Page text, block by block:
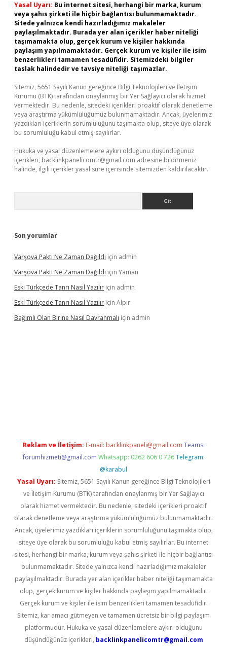
Yasal Uyarı: Bu internet sitesi, herhangi bir marka, kurum
veya şahıs şirketi ile hiçbir bağlantısı bulunmamaktadır.
Sitede yalnızca kendi hazırladığımız makaleler
paylaşılmaktadır. Burada yer alan içerikler haber niteliği
taşımamakta olup, gerçek kurum ve kişiler hakkında
paylaşım yapılmamaktadır. Gerçek kurum ve kişiler ile isim
benzerlikleri tamamen tesadüfidir. Sitemizdeki bilgiler
taslak halindedir ve tavsiye niteliği taşımazlar.
Sitemiz, 5651 Sayılı Kanun gereğince Bilgi Teknolojileri ve İletişim
Kurumu (BTK) tarafından onaylanmış bir Yer Sağlayıcı olarak hizmet
vermektedir. Bu nedenle, sitedeki içerikleri proaktif olarak denetleme
veya araştırma yükümlülüğümüz bulunmamaktadır. Ancak, üyelerimiz
yazdıkları içeriklerin sorumluluğunu taşımakta olup, siteye üye olarak
bu sorumluluğu kabul etmiş sayılırlar.
Hukuka ve yasal düzenlemelere aykırı olduğunu düşündüğünüz
içerikleri, backlinkpanelicomtr@gmail.com adresine bildirmeniz
halinde, ilgili içerikler yasal süre içerisinde sitemizden kaldırılacaktır.
Son yorumlar
Varşova Paktı Ne Zaman Dağıldı için admin
Varşova Paktı Ne Zaman Dağıldı için Yaman
Eski Türkçede Tanrı Nasıl Yazılır için admin
Eski Türkçede Tanrı Nasıl Yazılır için Alpır
Bağımlı Olan Birine Nasıl Davranmalı için admin
Reklam ve İletişim: E-mail: backlinkpaneli@gmail.com Teams:
forumhizmeti@gmail.com Whatsapp: 0262 606 0 726 Telegram:
@karabul
Yasal Uyarı: Sitemiz, 5651 Sayılı Kanun gereğince Bilgi Teknolojileri
ve İletişim Kurumu (BTK) tarafından onaylanmış bir Yer Sağlayıcı
olarak hizmet vermektedir. Bu nedenle, sitedeki içerikleri proaktif
olarak denetleme veya araştırma yükümlülüğümüz bulunmamaktadır.
Ancak, üyelerimiz yazdıkları içeriklerin sorumluluğunu taşımakta olup,
siteye üye olarak bu sorumluluğu kabul etmiş sayılırlar. Bu internet
sitesi, herhangi bir marka, kurum veya şahıs şirketi ile hiçbir bağlantısı
bulunmamaktadır. Sitede yalnızca kendi hazırladığımız makaleler
paylaşılmaktadır. Burada yer alan içerikler haber niteliği taşımamakta
olup, gerçek kurum ve kişiler hakkında paylaşım yapılmamaktadır.
Gerçek kurum ve kişiler ile isim benzerlikleri tamamen tesadüfidir.
Sitemiz, kar amacı gütmeyen ve tamamen ücretsiz bir bilgi paylaşım
platformudur. Hukuka ve yasal düzenlemelere aykırı olduğunu
düşündüğünüz içerikleri, backlinkpanelicomtr@gmail.com